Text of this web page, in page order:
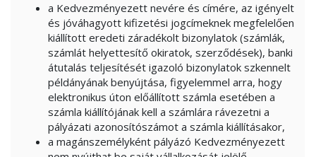
a Kedvezményezett nevére és címére, az igényelt
és jóváhagyott kifizetési jogcímeknek megfelelően
kiállított eredeti záradékolt bizonylatok (számlák,
számlát helyettesítő okiratok, szerződések), banki
átutalás teljesítését igazoló bizonylatok szkennelt
példányának benyújtása, figyelemmel arra, hogy
elektronikus úton előállított számla esetében a
számla kiállítójának kell a számlára rávezetni a
pályázati azonosítószámot a számla kiállításakor,
a magánszemélyként pályázó Kedvezményezett